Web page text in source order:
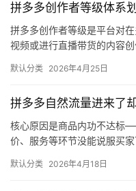
拼多多创作者等级体系
拼多多创作者等级是平台对
视频或进行直播带货的内容
同等级…
默认分类 2026年4月25日
拼多多自然流量进来了
核心原因是商品内功不达标
价、服务等环节没能说服买
评少、…
默认分类 2026年4月18日